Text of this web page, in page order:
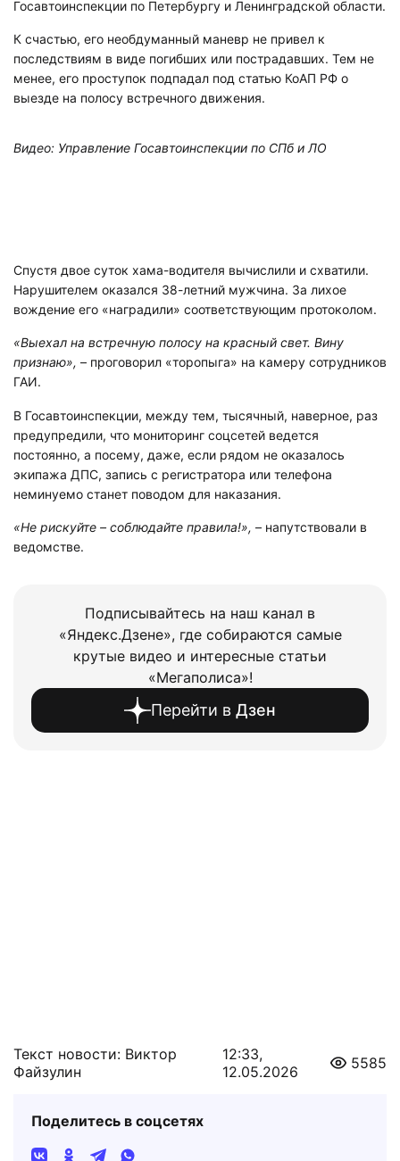
Госавтоинспекции по Петербургу и Ленинградской области.
К счастью, его необдуманный маневр не привел к
последствиям в виде погибших или пострадавших. Тем не
менее, его проступок подпадал под статью КоАП РФ о
выезде на полосу встречного движения.
Видео: Управление Госавтоинспекции по СПб и ЛО
Спустя двое суток хама-водителя вычислили и схватили.
Нарушителем оказался 38-летний мужчина. За лихое
вождение его «наградили» соответствующим протоколом.
«Выехал на встречную полосу на красный свет. Вину
признаю», – проговорил «торопыга» на камеру сотрудников
ГАИ.
В Госавтоинспекции, между тем, тысячный, наверное, раз
предупредили, что мониторинг соцсетей ведется
постоянно, а посему, даже, если рядом не оказалось
экипажа ДПС, запись с регистратора или телефона
неминуемо станет поводом для наказания.
«Не рискуйте – соблюдайте правила!», – напутствовали в
ведомстве.
Подписывайтесь на наш канал в
«Яндекс.Дзене», где собираются самые
крутые видео и интересные статьи
«Мегаполиса»!
Перейти в Дзен
Текст новости: Виктор
Файзулин
12:33,
12.05.2026
5585
Поделитесь в соцсетях